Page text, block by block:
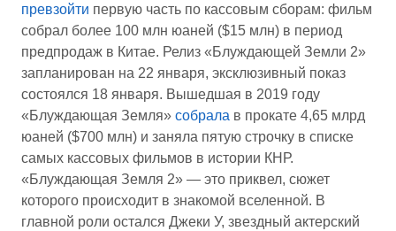
превзойти первую часть по кассовым сборам: фильм
собрал более 100 млн юаней ($15 млн) в период
предпродаж в Китае. Релиз «Блуждающей Земли 2»
запланирован на 22 января, эксклюзивный показ
состоялся 18 января. Вышедшая в 2019 году
«Блуждающая Земля» собрала в прокате 4,65 млрд
юаней ($700 млн) и заняла пятую строчку в списке
самых кассовых фильмов в истории КНР.
«Блуждающая Земля 2» — это приквел, сюжет
которого происходит в знакомой вселенной. В
главной роли остался Джеки У, звездный актерский